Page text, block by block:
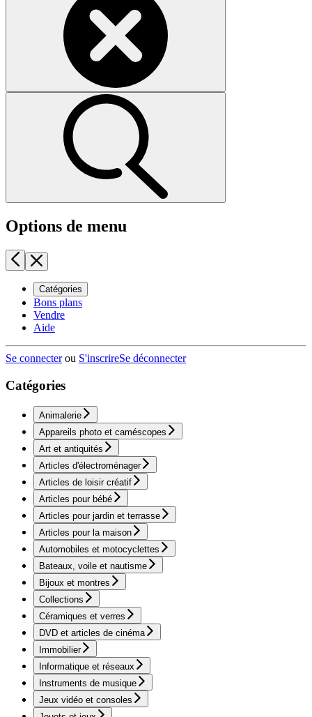
Options de menu
Catégories
Bons plans
Vendre
Aide
Se connecterou S'inscrireSe déconnecter
Catégories
Animalerie
Appareils photo et caméscopes
Art et antiquités
Articles d'électroménager
Articles de loisir créatif
Articles pour bébé
Articles pour jardin et terrasse
Articles pour la maison
Automobiles et motocyclettes
Bateaux, voile et nautisme
Bijoux et montres
Collections
Céramiques et verres
DVD et articles de cinéma
Immobilier
Informatique et réseaux
Instruments de musique
Jeux vidéo et consoles